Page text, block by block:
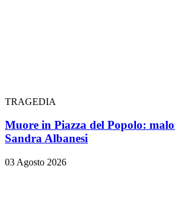
TRAGEDIA
Muore in Piazza del Popolo:
Sandra Albanesi
03 Agosto 2026